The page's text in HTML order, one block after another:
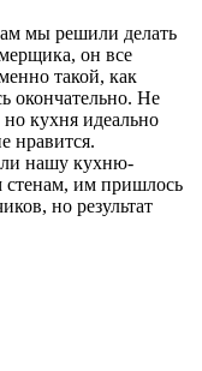
мы решили делать
он все
такой, как
окончательно. Не
кухня идеально
нравится.
нашу кухню-
стенам, им пришлось
но результат